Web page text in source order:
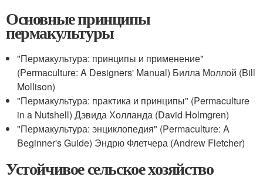
Основные принципы
пермакультуры
"Пермакультура: принципы и применение"
(Permaculture: A Designers' Manual) Билла Моллой (Bill
Mollison)
"Пермакультура: практика и принципы" (Permaculture
in a Nutshell) Дэвида Холланда (David Holmgren)
"Пермакультура: энциклопедия" (Permaculture: A
Beginner's Guide) Эндрю Флетчера (Andrew Fletcher)
Устойчивое сельское хозяйство